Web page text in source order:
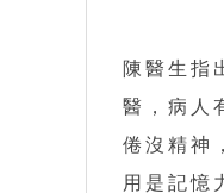
陳醫生指
醫，病人
倦沒精神
用是記憶